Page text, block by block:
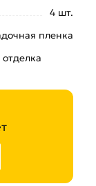
4 шт.
пленка